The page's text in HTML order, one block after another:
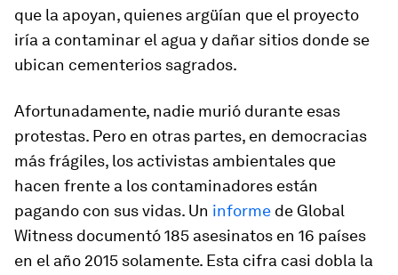
que la apoyan, quienes argüían que el proyecto
iría a contaminar el agua y dañar sitios donde se
ubican cementerios sagrados.
Afortunadamente, nadie murió durante esas
protestas. Pero en otras partes, en democracias
más frágiles, los activistas ambientales que
hacen frente a los contaminadores están
pagando con sus vidas. Un informe de Global
Witness documentó 185 asesinatos en 16 países
en el año 2015 solamente. Esta cifra casi dobla la